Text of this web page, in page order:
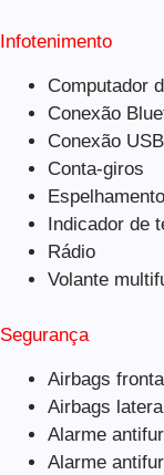
Infotenimento
Computador
Conexão
Conexão USB
Conta-giros
Indicador de
Rádio
Volante
Segurança
Airbags
Airbags
Alarme
Alarme